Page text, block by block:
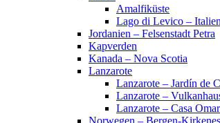
Amalfiküste
Lago di Levico –
Jordanien – Felsenstadt Petra
Kapverden
Kanada – Nova Scotia
Lanzarote
Lanzarote – Jardín de
Lanzarote –
Lanzarote – Casa
Norwegen – Bergen-